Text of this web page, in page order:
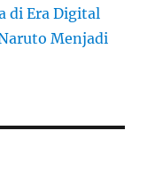
di Era Digital
Menjadi